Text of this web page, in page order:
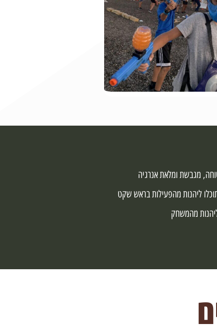
מגבשת ומלאת אנרגיה
ליהנות מהפעילות בראש שקט
מהמשחק